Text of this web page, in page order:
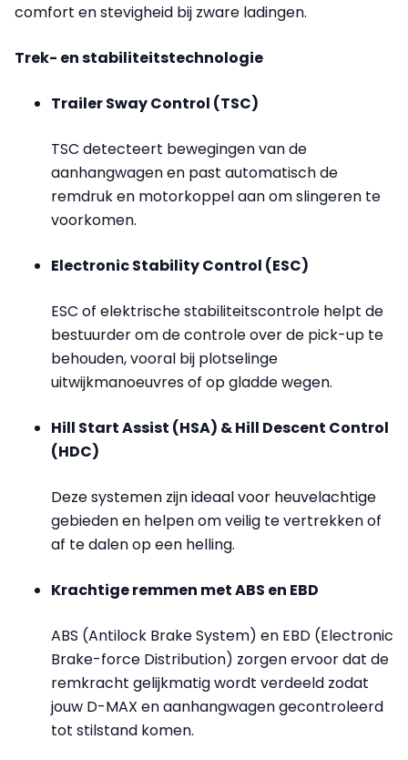
comfort en stevigheid bij zware ladingen.
Trek- en stabiliteitstechnologie
Trailer Sway Control (TSC)
TSC detecteert bewegingen van de
aanhangwagen en past automatisch de
remdruk en motorkoppel aan om slingeren te
voorkomen.
Electronic Stability Control (ESC)
ESC of elektrische stabiliteitscontrole helpt de
bestuurder om de controle over de pick-up te
behouden, vooral bij plotselinge
uitwijkmanoeuvres of op gladde wegen.
Hill Start Assist (HSA) & Hill Descent Control
(HDC)
Deze systemen zijn ideaal voor heuvelachtige
gebieden en helpen om veilig te vertrekken of
af te dalen op een helling.
Krachtige remmen met ABS en EBD
ABS (Antilock Brake System) en EBD (Electronic
Brake-force Distribution) zorgen ervoor dat de
remkracht gelijkmatig wordt verdeeld zodat
jouw D-MAX en aanhangwagen gecontroleerd
tot stilstand komen.